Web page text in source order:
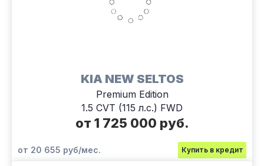
KIA NEW SELTOS
Premium Edition
1.5 CVT (115 л.с.) FWD
от 1 725 000 руб.
от 20 655 руб/мес. Купить в кредит